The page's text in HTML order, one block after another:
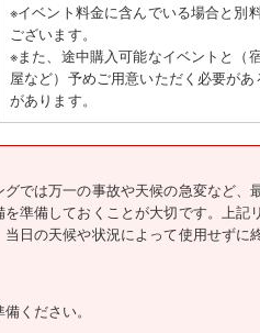
※イベント料金に含んでいる場合と別
ございます。
※また、途中購入可能なイベントと（
屋など）予めご用意いただく必要が
があります。
では万一の事故や天候の急変など
準備しておくことが大切です。上
日の天候や状況によって使用せず
ください。